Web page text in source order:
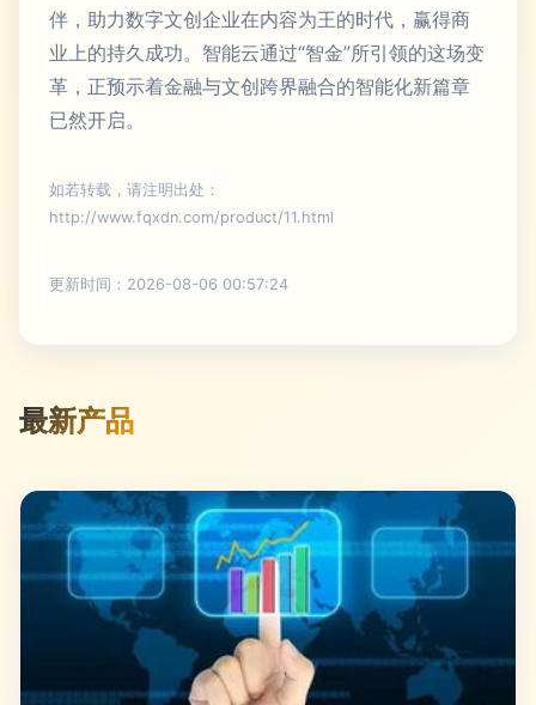
伴，助力数字文创企业在内容为王的时代，赢得商
业上的持久成功。智能云通过“智金”所引领的这场变
革，正预示着金融与文创跨界融合的智能化新篇章
已然开启。
如若转载，请注明出处：
http://www.fqxdn.com/product/11.html
更新时间：2026-08-06 00:57:24
最新产品